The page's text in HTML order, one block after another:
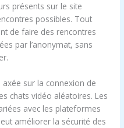
présents sur le site
possibles. Tout
de faire des rencontres
par l’anonymat, sans
sur la connexion de
chats vidéo aléatoires. Les
avec les plateformes
améliorer la sécurité des